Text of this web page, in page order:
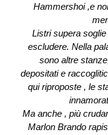
Hammershoi ,e
Listri supera
escludere. Nella
sono altre
depositati e
qui riproposte , le
Ma anche , più
Marlon Brando